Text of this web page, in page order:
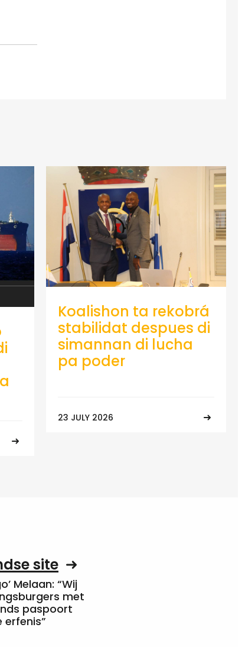
Koalishon ta rekobrá
stabilidat despues di
simannan di lucha
pa poder
23 JULY 2026
site
Melaan: “Wij
met
paspoort
erfenis”